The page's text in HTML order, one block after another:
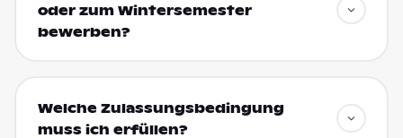
oder zum Wintersemester
bewerben?
Welche Zulassungsbedingung
muss ich erfüllen?